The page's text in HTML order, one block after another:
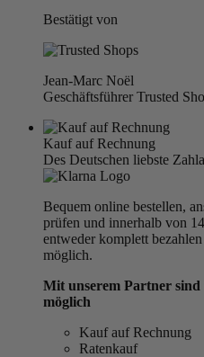
Bestätigt von
Jean-Marc Noël
Geschäftsführer Trusted
Kauf auf Rechnung
Des Deutschen liebste
Bequem online bestellen,
prüfen und innerhalb von
entweder komplett
möglich.
Mit unserem Partner sind
möglich
Kauf auf Rechnung
Ratenkauf